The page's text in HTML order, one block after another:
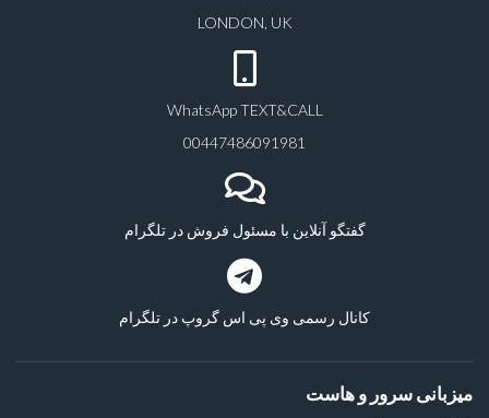
LONDON, UK
WhatsApp TEXT&CALL
00447486091981
گفتگو آنلاین با مسئول فروش در تلگرام
کانال رسمی وی پی اس گروپ در تلگرام
میزبانی سرور و هاست